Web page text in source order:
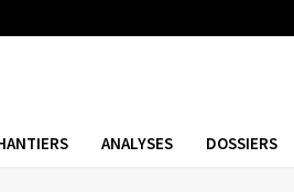
ANALYSES DOSSIERS